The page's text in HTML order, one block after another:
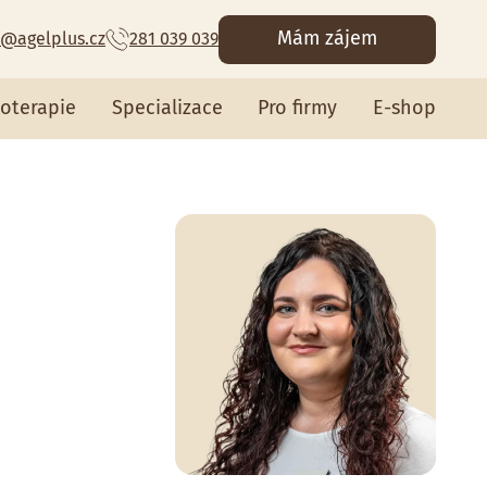
281 039 039 Mám zájem
Specializace Pro firmy E-shop